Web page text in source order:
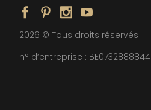
2026 © Tous droits réservés
n° d’entreprise : BE0732888844